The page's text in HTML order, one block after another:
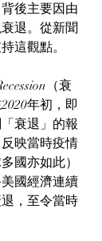
後主要因由
退。從新聞
這觀點。
（衰
年初，即
衰退」的報
映當時疫情
國亦如此）
國經濟連續
，至令當時